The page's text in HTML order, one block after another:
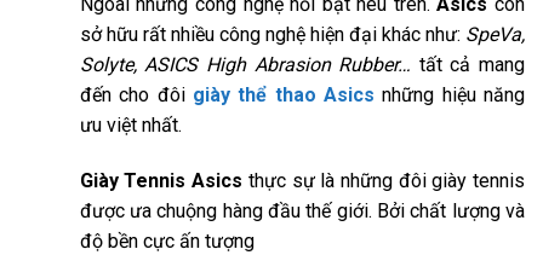
Ngoài những công nghệ nổi bật nêu trên.Asics còn
sở hữu rất nhiều công nghệ hiện đại khác như: SpeVa,
Solyte, ASICS High Abrasion Rubber… tất cả mang
đến cho đôi giày thể thao Asics những hiệu năng
ưu việt nhất.
Giày Tennis Asics thực sự là những đôi giày tennis
được ưa chuộng hàng đầu thế giới. Bởi chất lượng và
độ bền cực ấn tượng